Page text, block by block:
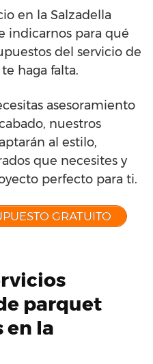
en la Salzadella
indicarnos para qué
del servicio de
haga falta.
asesoramiento
nuestros
al estilo,
que necesites y
perfecto para ti.
GRATUITO
parquet
en la